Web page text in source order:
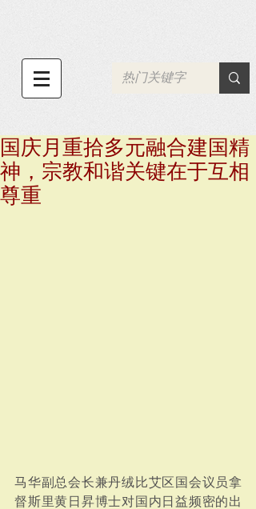
国庆月重拾多元融合建国精
神，宗教和谐关键在于互相
尊重
马华副总会长兼丹绒比艾区国会议员拿
督斯里黄日昇博士对国内日益频密的出